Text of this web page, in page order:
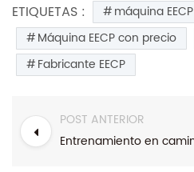
ETIQUETAS :
máquina EECP
Máquina EECP con precio
Fabricante EECP
POST ANTERIOR